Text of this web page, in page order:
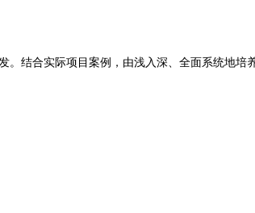
结合实际项目案例，由浅入深、全面系统地